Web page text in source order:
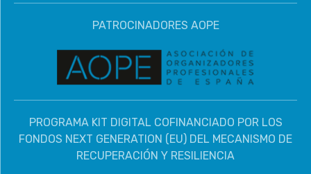
PATROCINADORES AOPE
PROGRAMA KIT DIGITAL COFINANCIADO POR LOS
FONDOS NEXT GENERATION (EU) DEL MECANISMO DE
RECUPERACIÓN Y RESILIENCIA